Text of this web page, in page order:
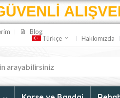
Blog
Türkçe
Hakkımızda